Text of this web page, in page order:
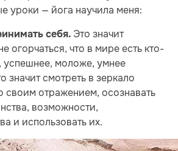
уроки — йога научила меня:
себя. Это значит
огорчаться, что в мире есть кто-
успешнее, моложе, умнее
значит смотреть в зеркало
своим отражением, осознавать
возможности,
и использовать их.